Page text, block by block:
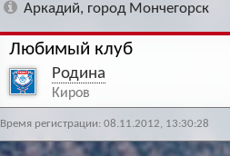
Аркадий, город Мончегорск
Любимый клуб
Родина
Киров
Время регистрации: 08.11.2012, 13:30:28